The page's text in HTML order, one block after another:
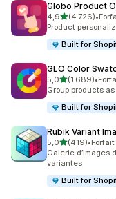
Globo Product
4,9étoile(s) sur 5
(4 726)
4726 avis au total
•
Product
Built for
GLO Color
5,0étoile(s) sur 5
(1 689)
1689 avis au total
•
Group products
Built for
Rubik Variant
5,0étoile(s) sur 5
(419)
419 avis au total
•
Galerie d’images
variantes
Built for